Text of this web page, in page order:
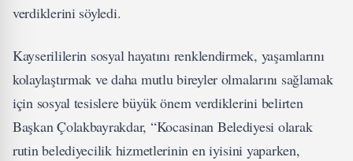
verdiklerini söyledi.
Kayserililerin sosyal hayatını renklendirmek, yaşamlarını
kolaylaştırmak ve daha mutlu bireyler olmalarını sağlamak
için sosyal tesislere büyük önem verdiklerini belirten
Başkan Çolakbayrakdar, “Kocasinan Belediyesi olarak
rutin belediyecilik hizmetlerinin en iyisini yaparken,